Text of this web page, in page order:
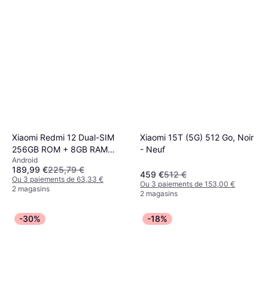
Xiaomi Redmi 12 Dual-SIM
256GB ROM + 8GB RAM
4G/LTE Sky Blue
Android
189,99 €225,79 €
Ou 3 paiements de 63,33 €
2 magasins
Xiaomi 15T (5G) 512 Go, Noir
- Neuf
459 €512 €
Ou 3 paiements de 153,00 €
2 magasins
-30% -18%